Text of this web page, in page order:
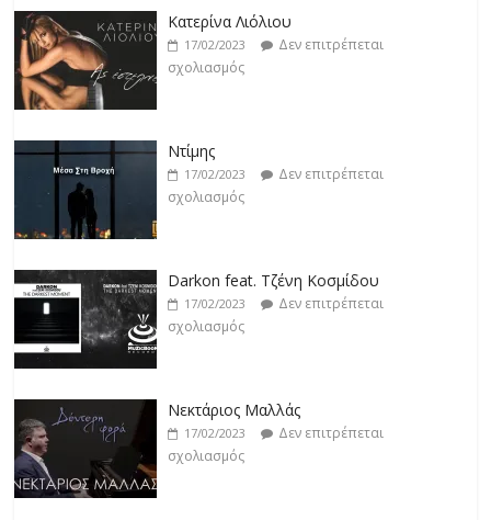
Κατερίνα Λιόλιου
17/02/2023
Δεν επιτρέπεται
σχολιασμός
Ντίμης
17/02/2023
Δεν επιτρέπεται
σχολιασμός
Darkon feat. Τζένη Κοσμίδου
17/02/2023
Δεν επιτρέπεται
σχολιασμός
Νεκτάριος Μαλλάς
17/02/2023
Δεν επιτρέπεται
σχολιασμός